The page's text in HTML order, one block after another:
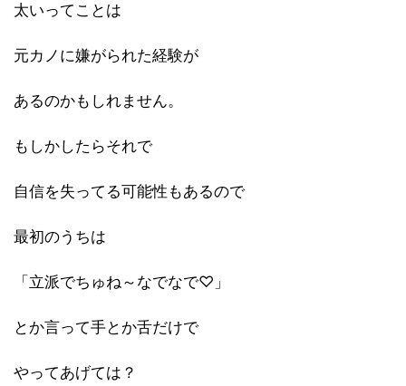
太いってことは
元カノに嫌がられた経験が
あるのかもしれません。
もしかしたらそれで
自信を失ってる可能性もあるので
最初のうちは
「立派でちゅね～なでなで♡」
とか言って手とか舌だけで
やってあげては？